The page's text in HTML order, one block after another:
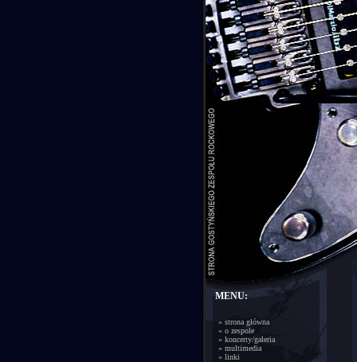
MENU:
» strona główna
» o zespole
» koncerty/galeria
» multimedia
» linki